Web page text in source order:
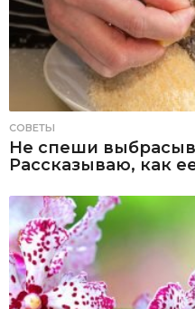
СОВЕТЫ
Не спеши
Рассказываю, как